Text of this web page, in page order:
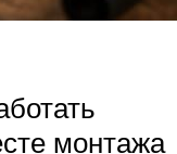
монтажа